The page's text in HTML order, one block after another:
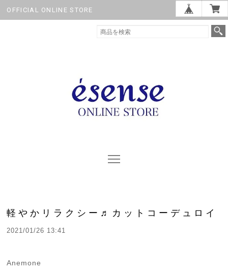
OFFICIAL ONLINE STORE
軽やかリラクシー♬カットコーデュロイ
2021/01/26 13:41
Anemone